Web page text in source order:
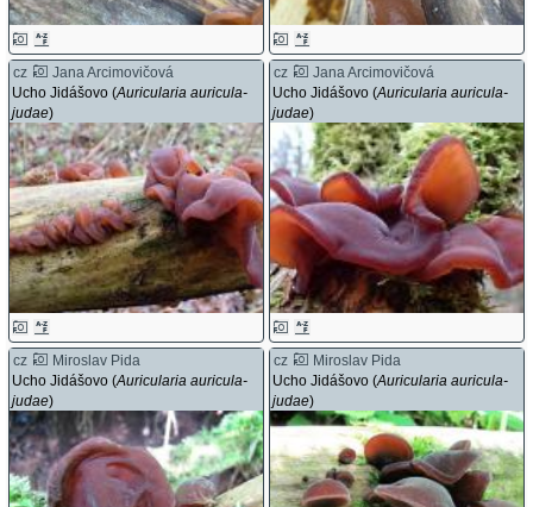
cz
Jana Arcimovičová
Ucho Jidášovo (Auricularia auricula-
judae)
cz
Jana Arcimovičová
Ucho Jidášovo (Auricularia auricula-
judae)
cz
Miroslav Pida
Ucho Jidášovo (Auricularia auricula-
judae)
cz
Miroslav Pida
Ucho Jidášovo (Auricularia auricula-
judae)